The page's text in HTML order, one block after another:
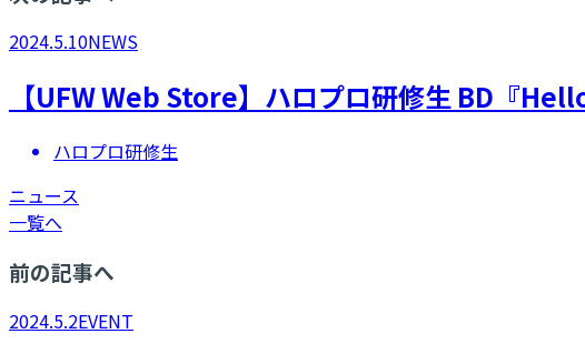
2024.5.10NEWS
【UFW Web Store】ハロプロ研修生 BD『
ハロプロ研修生
ニュース
一覧へ
前の記事へ
2024.5.2EVENT